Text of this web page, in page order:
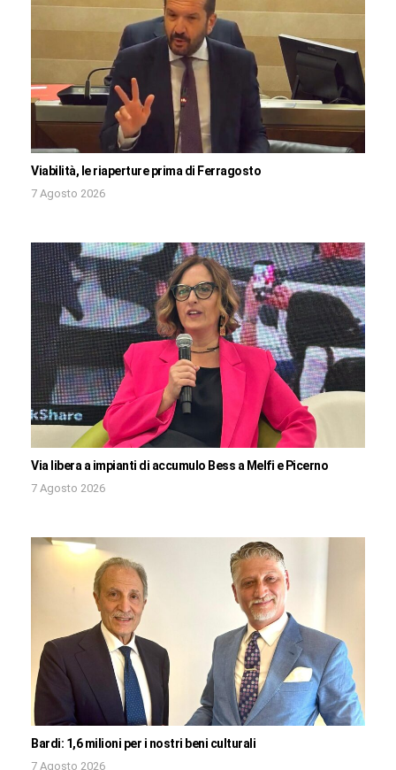
Viabilità, le riaperture prima di Ferragosto
7 Agosto 2026
Via libera a impianti di accumulo Bess a Melfi e Picerno
7 Agosto 2026
Bardi: 1,6 milioni per i nostri beni culturali
7 Agosto 2026